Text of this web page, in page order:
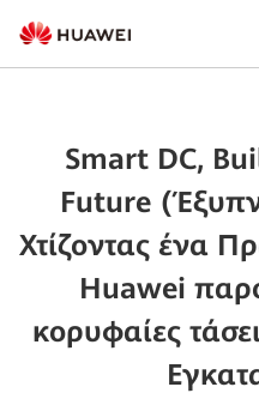
Smart DC,
Future
Χτίζοντας ένα
Huawei
κορυφαίες